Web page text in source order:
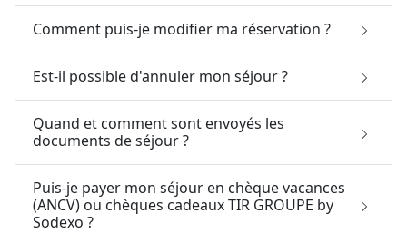
Comment puis-je modifier ma réservation ?
Est-il possible d'annuler mon séjour ?
Quand et comment sont envoyés les
documents de séjour ?
Puis-je payer mon séjour en chèque vacances
(ANCV) ou chèques cadeaux TIR GROUPE by
Sodexo ?